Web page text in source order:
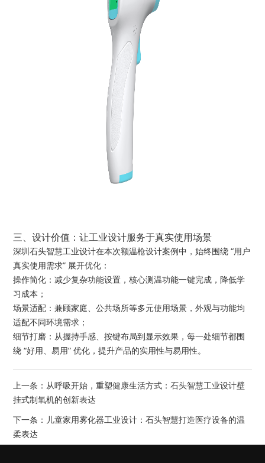
三、设计价值：让工业设计服务于真实使用场景
深圳石头智慧工业设计在本次额温枪设计案例中，始终围绕 “用户
真实使用需求” 展开优化：
操作简化：减少复杂功能设置，核心测温功能一键完成，降低学
习成本；
场景适配：兼顾家庭、公共场所等多元使用场景，外观与功能均
适配不同环境需求；
细节打磨：从握持手感、按键布局到显示效果，每一处细节都围
绕 “好用、易用” 优化，提升产品的实用性与易用性。
上一条： 从呼吸开始，重塑健康生活方式：石头智慧工业设计壁
挂式制氧机的创新表达
下一条： 儿童家用雾化器工业设计：石头智慧打造医疗设备的温
柔表达